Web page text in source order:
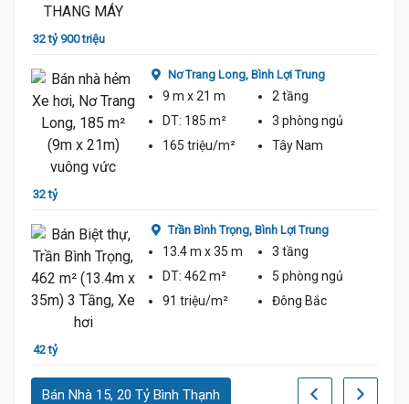
32 tỷ 900 triệu
32 tỷ
Nơ Trang Long, Bình Lợi Trung
9 m x 21 m
2 tầng
DT: 185 m² 3 phòng ngủ
165 triệu/m²
Tây Nam
42 tỷ
Trần Bình Trọng, Bình Lợi Trung
13.4 m x 35 m
3 tầng
DT: 462 m² 5 phòng ngủ
91 triệu/m²
Đông Bắc
Bán Nhà 15, 20 Tỷ Bình Thạnh